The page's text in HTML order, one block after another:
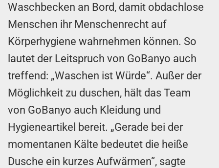
Waschbecken an Bord, damit obdachlose
Menschen ihr Menschenrecht auf
Körperhygiene wahrnehmen können. So
lautet der Leitspruch von GoBanyo auch
treffend: „Waschen ist Würde“. Außer der
Möglichkeit zu duschen, hält das Team
von GoBanyo auch Kleidung und
Hygieneartikel bereit. „Gerade bei der
momentanen Kälte bedeutet die heiße
Dusche ein kurzes Aufwärmen“, sagte